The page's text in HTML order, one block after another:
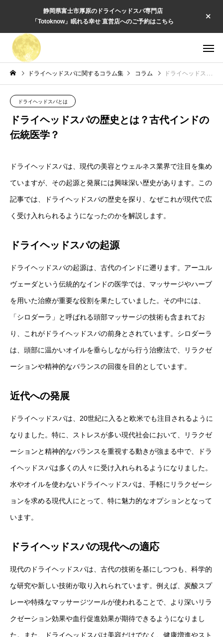
静岡県富士市厚原のドライヘッドスパ専門店
「Totoknow」眠れる幸せ 直営店へのご予約はこちら
ドライヘッドスパに関するコラム集 コラム ドライヘッドスパの歴史とは？古代インドの伝統医学？
ドライヘッドスパとは
ドライヘッドスパの歴史とは？古代インドの
伝統医学？
ドライヘッドスパは、現代の美容とウェルネス業界で注目を集め
ていますが、その起源と発展には興味深い歴史があります。この
記事では、ドライヘッドスパの歴史を探り、なぜこれが現代で広
く受け入れられるようになったのかを解説します。
ドライヘッドスパの起源
ドライヘッドスパの起源は、古代のインドに遡ります。アーユル
ヴェーダという伝統的なインドの医学では、マッサージやハーブ
を用いた治療が重要な役割を果たしていました。その中には、
「シロダーラ」と呼ばれる頭部マッサージの技術も含まれてお
り、これがドライヘッドスパの前身とされています。シロダーラ
は、頭部に温かいオイルを垂らしながら行う治療法で、リラクゼ
ーションや精神的なバランスの回復を目的としています。
近代への発展
ドライヘッドスパは、20世紀に入ると欧米でも注目されるように
なりました。特に、ストレスが多い現代社会において、リラクゼ
ーションと精神的なバランスを重視する動きが強まる中で、ドラ
イヘッドスパは多くの人々に受け入れられるようになりました。
水やオイルを使わないドライヘッドスパは、手軽にリラクゼーシ
ョンを求める現代人にとって、特に魅力的なオプションとなって
います。
ドライヘッドスパの現代への適応
現代のドライヘッドスパは、古代の技術を基にしつつも、科学的
な研究や新しい技術が取り入れられています。例えば、炭酸スプ
レーや特殊なマッサージツールが使われることで、より深いリラ
クゼーション効果や血行促進効果が期待できるようになりまし
た。また、ドライヘッドスパは美容だけでなく、健康増進やスト